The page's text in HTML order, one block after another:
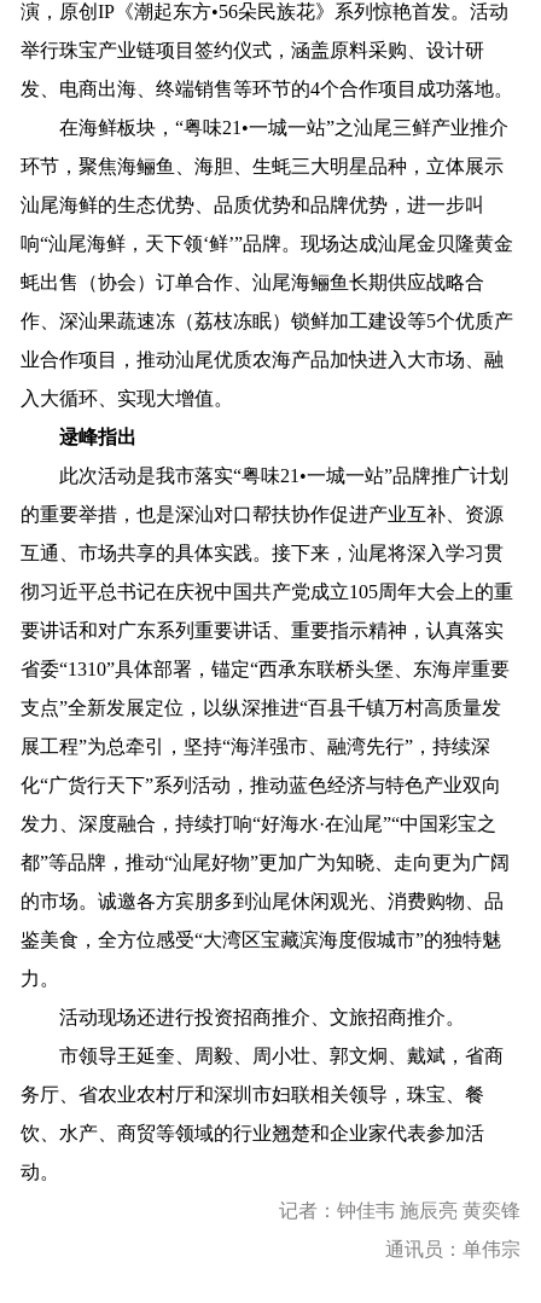
演 ，原创IP《潮起东方•56朵民族花》系列惊艳首发。活动
举行珠宝产业链项目签约仪式，涵盖原料采购、设计研
发、电商出海、终端销售等环节的4个合作项目成功落地。
在海鲜板块，“粤味21 •一城一站”之汕尾三鲜产业推介
环节，聚焦海鲡鱼、海胆、生蚝三大明星品种， 立体展示
汕尾海鲜的生态优势、品质优势和品牌优势，进一步叫
响“汕尾海鲜，天下领‘鲜’”品牌。现场达成汕尾金贝隆黄金
蚝出售（协会）订单合作、汕尾海鲡鱼长期供应战略合
作、深汕果蔬速冻（荔枝冻眠）锁鲜加工建设等5个优质产
业合作项目，推动汕尾优质农海产品加快进入大市场、融
入大循环、实现大增值。
逯峰指出
此次活动是我市落实“粤味21•一城一站”品牌推广计划
的重要举措，也是深汕对口帮扶协作促进产业互补、资源
互通、市场共享的具体实践。接下来，汕尾将深入学习贯
彻习近平总书记在庆祝中国共产党成立105周年大会上的重
要讲话和对广东系列重要讲话、重要指示精神 ，认真落实
省委“1310”具体部署，锚定“西承东联桥头堡、东海岸重要
支点”全新发展定位，以纵深推进“百县千镇万村高质量发
展工程”为总牵引， 坚持“海洋强市、融湾先行” ，持续深
化“广货行天下”系列活动 ，推动蓝色经济与特色产业双向
发力、深度融合，持续打响“好海水·在汕尾”“中国彩宝之
都”等品牌，推动“汕尾好物”更加广为知晓 走向更为广阔
的市场。诚邀各方宾朋多到汕尾休闲观光 、消费购物、品
鉴美食，全方位感受“大湾区宝藏滨海度假城市”的独特魅
力。
活动现场还进行投资招商推介 、文旅招商推介。
市领导王延奎、周毅、周小壮、郭文炯、戴斌，省商
务厅、省农业农村厅和深圳市妇联相关领导，珠宝、餐
饮、水产、商贸等领域的行业翘楚和企业家代表参加活
动。
记者：钟佳韦 施辰亮 黄奕锋
通讯员：单伟宗